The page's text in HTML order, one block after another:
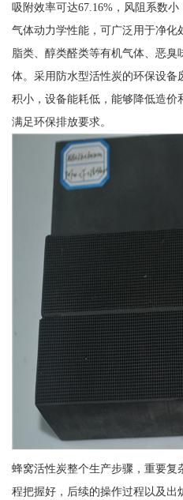
吸附效率可达67.16%，风阻系数
气体动力学性能，可广泛用于净化
脂类、醇类醛类等有机气体、恶
体。采用防水型活性炭的环保设
积小，设备能耗低，能够降低造
满足环保排放要求。
蜂窝活性炭整个生产步骤，重要复
程把握好，后续的操作过程以及出